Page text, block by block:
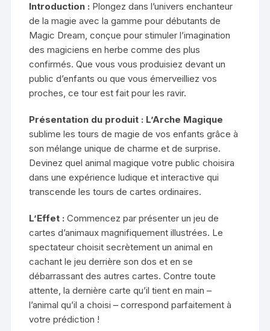
Introduction : Plongez dans l’univers enchanteur
de la magie avec la gamme pour débutants de
Magic Dream, conçue pour stimuler l’imagination
des magiciens en herbe comme des plus
confirmés. Que vous vous produisiez devant un
public d’enfants ou que vous émerveilliez vos
proches, ce tour est fait pour les ravir.
Présentation du produit : L’Arche Magique
sublime les tours de magie de vos enfants grâce à
son mélange unique de charme et de surprise.
Devinez quel animal magique votre public choisira
dans une expérience ludique et interactive qui
transcende les tours de cartes ordinaires.
L’Effet : Commencez par présenter un jeu de
cartes d’animaux magnifiquement illustrées. Le
spectateur choisit secrètement un animal en
cachant le jeu derrière son dos et en se
débarrassant des autres cartes. Contre toute
attente, la dernière carte qu’il tient en main –
l’animal qu’il a choisi – correspond parfaitement à
votre prédiction !